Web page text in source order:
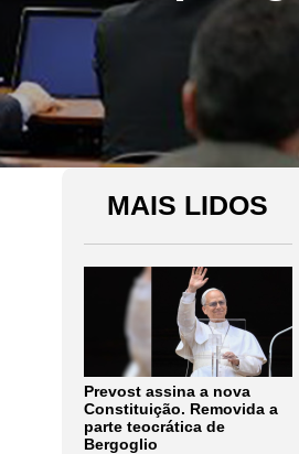
MAIS LIDOS
Prevost assina a nova
Constituição. Removida a
parte teocrática de
Bergoglio